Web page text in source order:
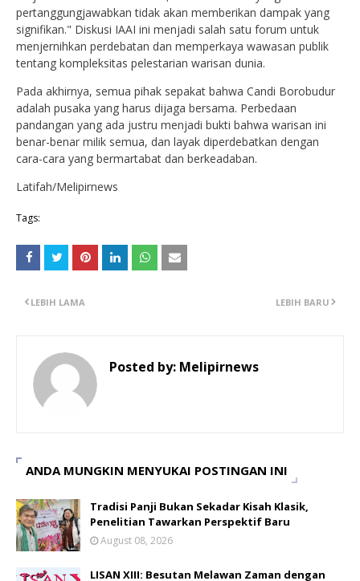
pertanggungjawabkan tidak akan memberikan dampak yang
signifikan." Diskusi IAAI ini menjadi salah satu forum untuk
menjernihkan perdebatan dan memperkaya wawasan publik
tentang kompleksitas pelestarian warisan dunia.
Pada akhirnya, semua pihak sepakat bahwa Candi Borobudur
adalah pusaka yang harus dijaga bersama. Perbedaan
pandangan yang ada justru menjadi bukti bahwa warisan ini
benar-benar milik semua, dan layak diperdebatkan dengan
cara-cara yang bermartabat dan berkeadaban.
Latifah/Melipirnews
Tags:
LEBIH BARU
LEBIH LAMA
Posted by: Melipirnews
ANDA MUNGKIN MENYUKAI POSTINGAN INI
Tradisi Panji Bukan Sekadar Kisah Klasik,
Penelitian Tawarkan Perspektif Baru
August 08, 2026
LISAN XIII: Besutan Melawan Zaman dengan